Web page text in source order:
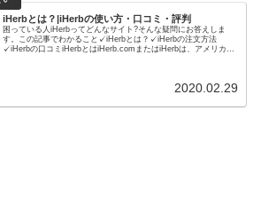
iHerbとは？|iHerbの使い方・口コミ・評判
困っている人iHerbってどんなサイト?そんな疑問にお答えしま
す。この記事でわかること✓iHerbとは？✓iHerbの注文方法
✓iHerbの口コミiHerbとはiHerb.comまたはiHerbは、アメリカの
2020.02.29